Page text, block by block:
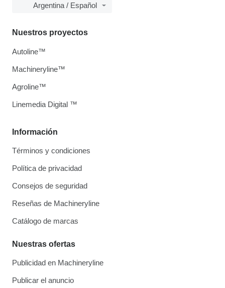
Argentina / Español
Información
Términos y condiciones
Política de privacidad
Consejos de seguridad
Reseñas de Machineryline
Catálogo de marcas
Nuestras ofertas
Publicidad en Machineryline
Publicar el anuncio
Nuestros proyectos
Autoline™
Machineryline™
Agroline™
Linemedia Digital ™